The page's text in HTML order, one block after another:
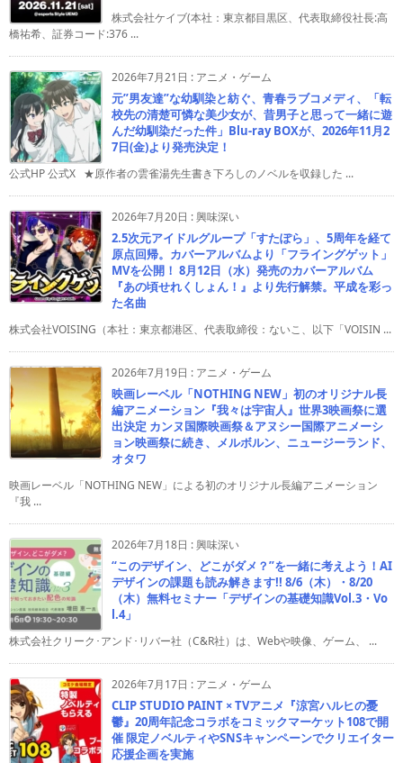
株式会社ケイブ(本社：東京都目黒区、代表取締役社長:高
橋祐希、証券コード:376 ...
2026年7月21日 : アニメ・ゲーム
元”男友達”な幼馴染と紡ぐ、青春ラブコメディ、「転
校先の清楚可憐な美少女が、昔男子と思って一緒に遊
んだ幼馴染だった件」Blu-ray BOXが、2026年11月2
7日(金)より発売決定！
公式HP 公式X ★原作者の雲雀湯先生書き下ろしのノベルを収録した ...
2026年7月20日 :興味深い
2.5次元アイドルグループ「すたぽら」、5周年を経て
原点回帰。カバーアルバムより「フライングゲット」
MVを公開！ 8月12日（水）発売のカバーアルバム
『あの頃せれくしょん！』より先行解禁。平成を彩っ
た名曲
株式会社VOISING（本社：東京都港区、代表取締役：ないこ、以下「VOISIN ...
2026年7月19日 : アニメ・ゲーム
映画レーベル「NOTHING NEW」初のオリジナル長
編アニメーション『我々は宇宙人』世界3映画祭に選
出決定 カンヌ国際映画祭＆アヌシー国際アニメーシ
ョン映画祭に続き、メルボルン、ニュージーランド、
オタワ
映画レーベル「NOTHING NEW」による初のオリジナル長編アニメーション
『我 ...
2026年7月18日 :興味深い
“このデザイン、どこがダメ？”を一緒に考えよう！AI
デザインの課題も読み解きます!! 8/6（木）・8/20
（木）無料セミナー「デザインの基礎知識Vol.3・Vo
l.4」
株式会社クリーク･アンド･リバー社（C&R社）は、Webや映像、ゲーム、 ...
2026年7月17日 : アニメ・ゲーム
CLIP STUDIO PAINT × TVアニメ『涼宮ハルヒの憂
鬱』20周年記念コラボをコミックマーケット108で開
催 限定ノベルティやSNSキャンペーンでクリエイター
応援企画を実施